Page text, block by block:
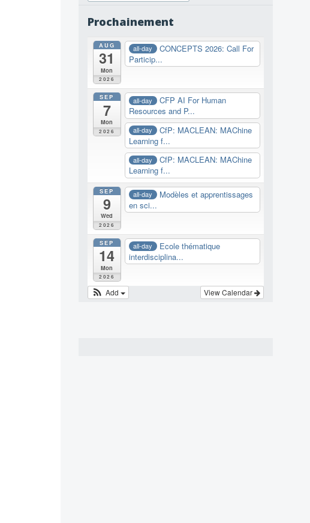
Prochainement
AUG
31
Mon
2026
all-day
CONCEPTS 2026: Call For
Particip...
SEP
7
Mon
2026
all-day
CFP AI For Human
Resources and P...
all-day
CfP: MACLEAN: MAChine
Learning f...
all-day
CfP: MACLEAN: MAChine
Learning f...
SEP
9
Wed
2026
all-day
Modèles et apprentissages
en sci...
SEP
14
Mon
2026
all-day
Ecole thématique
interdisciplina...
View Calendar
Add